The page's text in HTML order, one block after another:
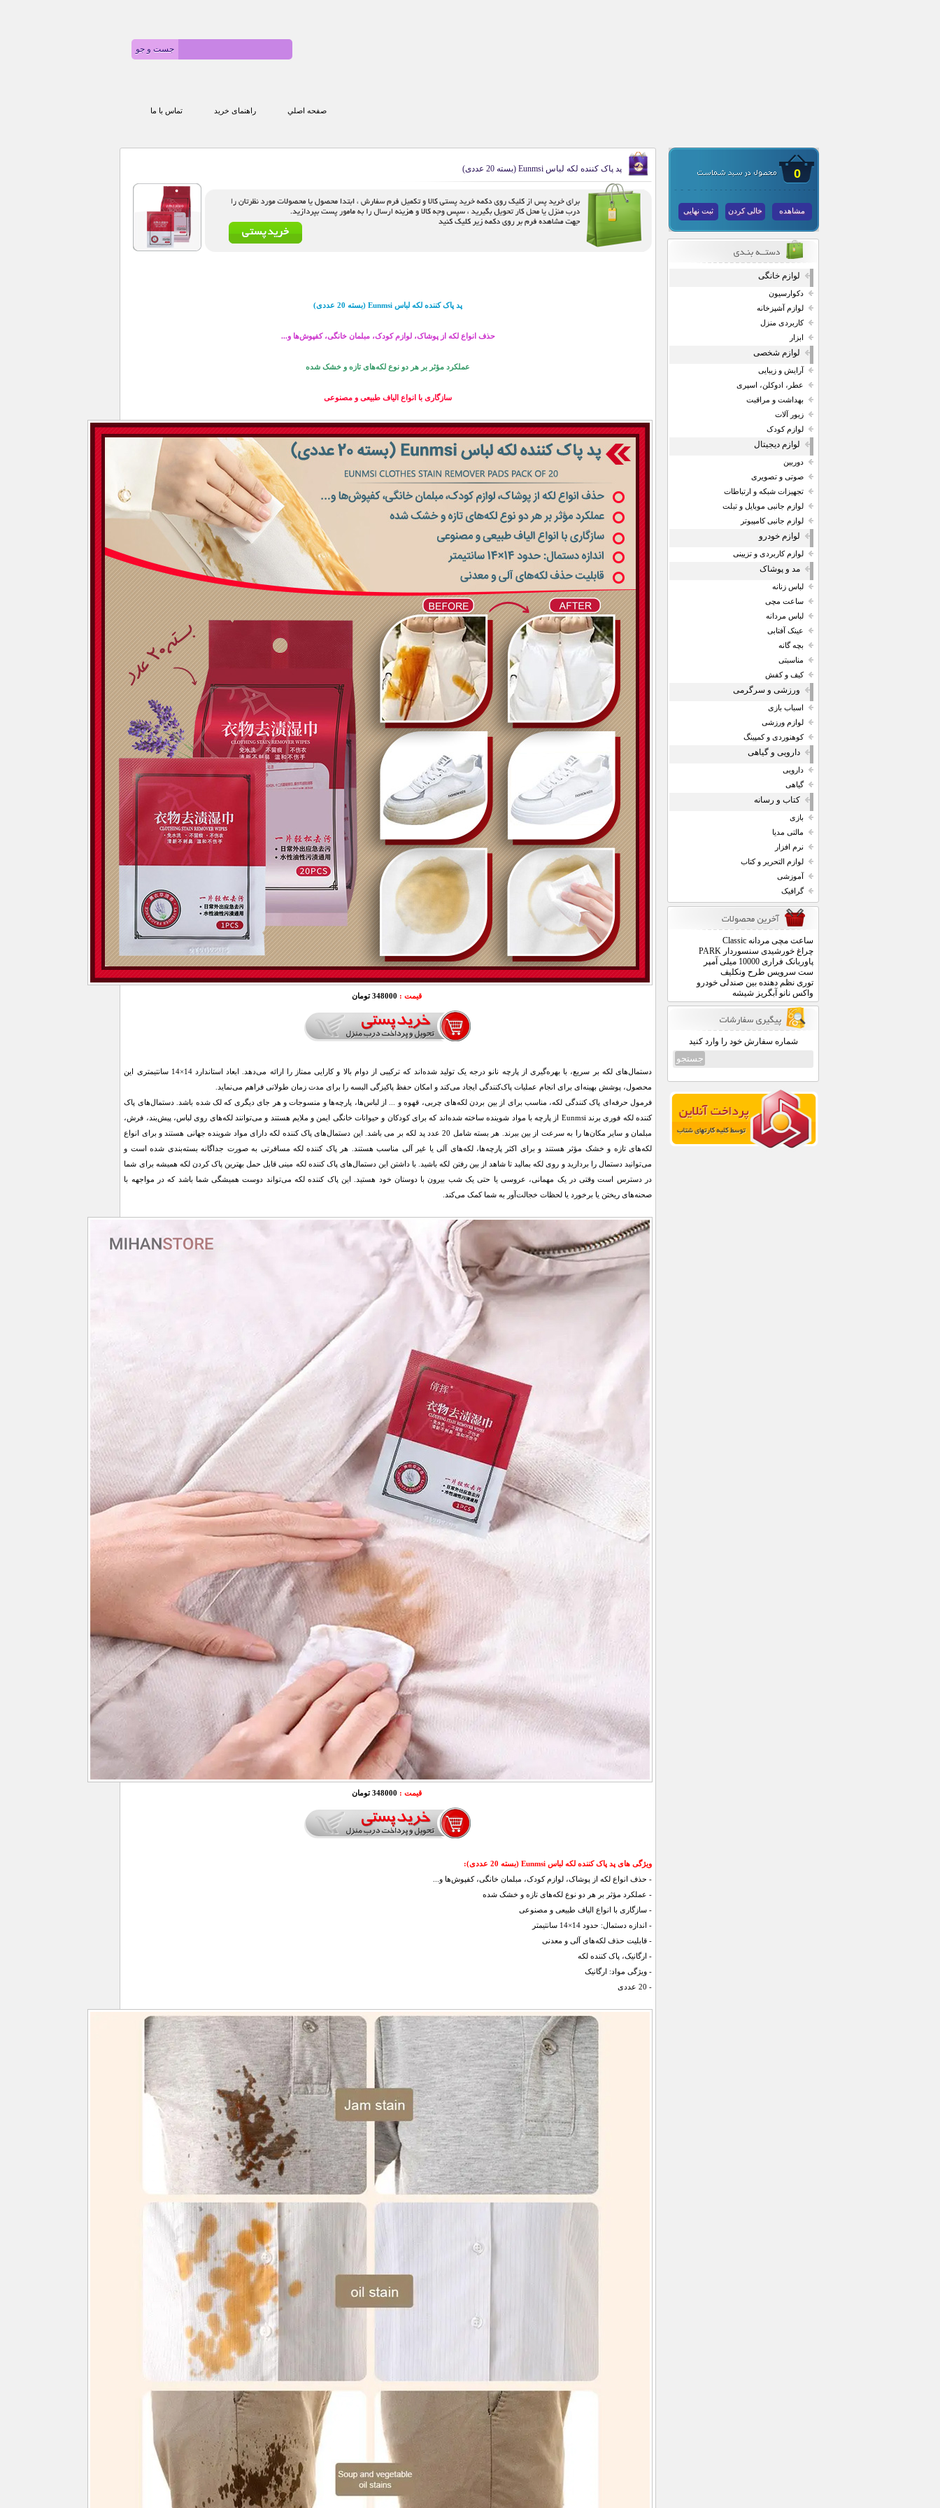
صفحه اصلي راهنمای خرید تماس با ما
0
مشاهده خالی کردن ثبت نهایی
لوازم خانگی
دکوارسیون
لوازم آشپزخانه
کاربردی منزل
ابزار
لوازم شخصی
آرایش و زیبایی
عطر، ادوکلن، اسپری
بهداشت و مراقبت
زیور آلات
لوازم کودک
لوازم دیجیتال
دوربین
صوتی و تصویری
تجهیزات شبکه و ارتباطات
لوازم جانبی موبایل و تبلت
لوازم جانبی کامپیوتر
لوازم خودرو
لوازم کاربردی و تزیینی
مد و پوشاک
لباس زنانه
ساعت مچی
لباس مردانه
عینک آفتابی
بچه گانه
مناسبتی
کیف و کفش
ورزشی و سرگرمی
اسباب بازی
لوازم ورزشی
کوهنوردی و کمپینگ
دارویی و گیاهی
دارویی
گیاهی
کتاب و رسانه
بازی
مالتی مدیا
نرم افزار
لوازم التحریر و کتاب
آموزشی
گرافیک
ساعت مچی مردانه Classic
چراغ خورشیدی سنسوردار PARK
پاوربانک فراری 10000 میلی آمپر
ست سرویس طرح ونکلیف
توری نظم دهنده بین صندلی خودرو
واکس نانو آبگریز شیشه
شماره سفارش خود را وارد کنید
پد پاک کننده لکه لباس Eunmsi (بسته 20 عددی)
پد پاک کننده لکه لباس Eunmsi (بسته 20 عددی)
حذف انواع لکه از پوشاک، لوازم کودک، مبلمان خانگی، کفپوش‌ها و...
عملکرد مؤثر بر هر دو نوع لکه‌های تازه و خشک شده
سازگاری با انواع الیاف طبیعی و مصنوعی
قیمت : 348000 تومان
دستمال‌های لکه بر سریع، با بهره‌گیری از پارچه نانو درجه یک تولید شده‌اند که ترکیبی از دوام بالا و کارایی ممتاز را ارائه می‌دهد. ابعاد استاندارد 14×14 سانتیمتری این
محصول، پوشش بهینه‌ای برای انجام عملیات پاک‌کنندگی ایجاد می‌کند و امکان حفظ پاکیزگی البسه را برای مدت زمان طولانی فراهم می‌نماید.
فرمول حرفه‌ای پاک کنندگی لکه، مناسب برای از بین بردن لکه‌های چربی، قهوه و ... از لباس‌ها، پارچه‌ها و منسوجات و هر جای دیگری که لک شده باشد. دستمال‌های پاک
کننده لکه فوری برند Eunmsi از پارچه با مواد شوینده ساخته شده‌اند که برای کودکان و حیوانات خانگی ایمن و ملایم هستند و می‌توانند لکه‌های روی لباس، پیش‌بند، فرش،
مبلمان و سایر مکان‌ها را به سرعت از بین ببرند. هر بسته شامل 20 عدد پد لکه بر می باشد. این دستمال‌های پاک کننده لکه دارای مواد شوینده جهانی هستند و برای انواع
لکه‌های تازه و خشک مؤثر هستند و برای اکثر پارچه‌ها، لکه‌های آلی یا غیر آلی مناسب هستند. هر پاک کننده لکه مسافرتی به صورت جداگانه بسته‌بندی شده است و
می‌توانید دستمال را بردارید و روی لکه بمالید تا شاهد از بین رفتن لکه باشید. با داشتن این دستمال‌های پاک کننده لکه مینی قابل حمل بهترین پاک کردن لکه همیشه برای شما
در دسترس است وقتی در یک مهمانی، عروسی یا حتی یک شب بیرون با دوستان خود هستید. این پاک کننده لکه می‌تواند دوست همیشگی شما باشد که در مواجهه با
صحنه‌های ریختن یا برخورد یا لحظات خجالت‌آور به شما کمک می‌کند.
قیمت : 348000 تومان
ویژگی های پد پاک کننده لکه لباس Eunmsi (بسته 20 عددی):
- حذف انواع لکه از پوشاک، لوازم کودک، مبلمان خانگی، کفپوش‌ها و...
- عملکرد مؤثر بر هر دو نوع لکه‌های تازه و خشک شده
- سازگاری با انواع الیاف طبیعی و مصنوعی
- اندازه دستمال: حدود 14×14 سانتیمتر
- قابلیت حذف لکه‌های آلی و معدنی
- ارگانیک، پاک کننده لکه
- ویژگی مواد: ارگانیک
- 20 عددی